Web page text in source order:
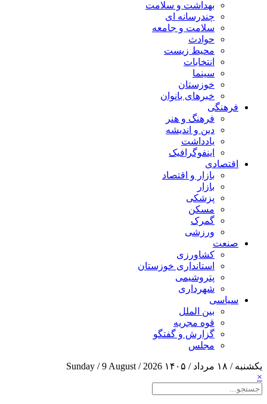
بهداشت و سلامت
چندرسانه ای
سلامت و جامعه
حوادث
محیط زیست
انتخابات
سینما
خوزستان
خبرهای بانوان
فرهنگی
فرهنگ و هنر
دین و اندیشه
یادداشت
اینفوگرافیک
اقتصادی
بازار و اقتصاد
بازار
پزشکی
مسکن
گمرک
ورزشی
صنعت
کشاورزی
استانداری خوزستان
پتروشیمی
شهرداری
سیاسی
بین الملل
قوه مجریه
گزارش و گفتگو
مجلس
یکشنبه / ۱۸ مرداد / ۱۴۰۵
Sunday / 9 August / 2026
×